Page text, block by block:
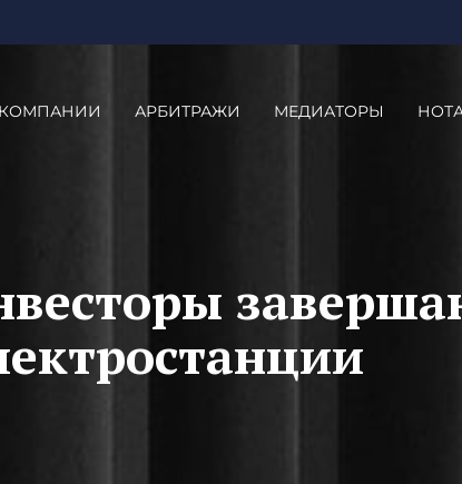
КОМПАНИИ АРБИТРАЖИ МЕДИАТОРЫ